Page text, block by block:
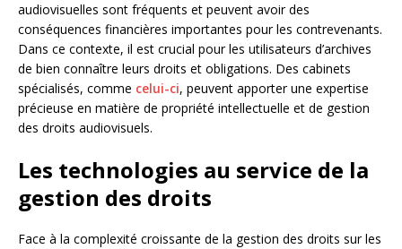
audiovisuelles sont fréquents et peuvent avoir des
conséquences financières importantes pour les contrevenants.
Dans ce contexte, il est crucial pour les utilisateurs d’archives
de bien connaître leurs droits et obligations. Des cabinets
spécialisés, comme celui-ci, peuvent apporter une expertise
précieuse en matière de propriété intellectuelle et de gestion
des droits audiovisuels.
Les technologies au service de la
gestion des droits
Face à la complexité croissante de la gestion des droits sur les